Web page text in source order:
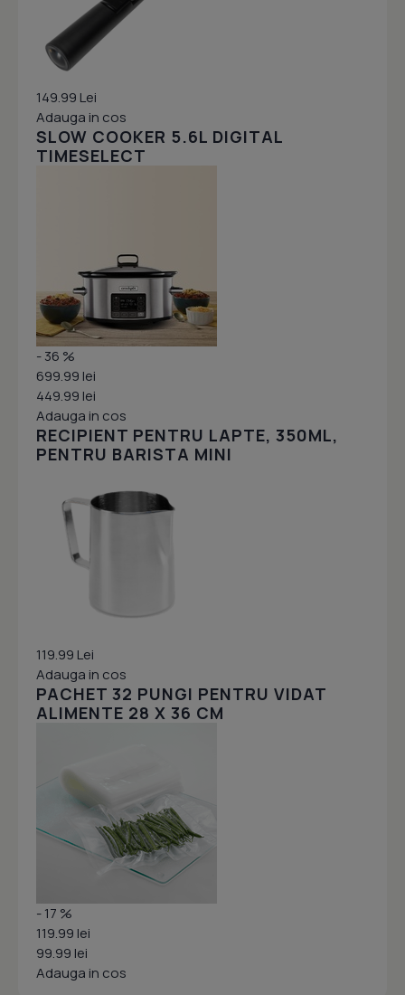
149.99 Lei
Adauga in cos
SLOW COOKER 5.6L DIGITAL
TIMESELECT
- 36 %
699.99 lei
449.99 lei
Adauga in cos
RECIPIENT PENTRU LAPTE, 350ML,
PENTRU BARISTA MINI
119.99 Lei
Adauga in cos
PACHET 32 PUNGI PENTRU VIDAT
ALIMENTE 28 X 36 CM
- 17 %
119.99 lei
99.99 lei
Adauga in cos